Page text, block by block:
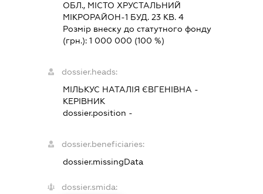
ОБЛ., МІСТО ХРУСТАЛЬНИЙ
МІКРОРАЙОН-1 БУД. 23 КВ. 4
Розмір внеску до статутного фонду
(грн.): 1 000 000 (100 %)
dossier.heads:
МІЛЬКУС НАТАЛІЯ ЄВГЕНІВНА -
КЕРІВНИК
dossier.position -
dossier.beneficiaries:
dossier.missingData
dossier.smida: